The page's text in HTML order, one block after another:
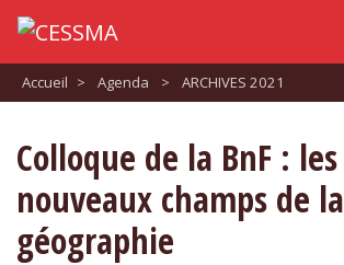
Accueil > Agenda > ARCHIVES 2021
Colloque de la BnF : les
nouveaux champs de la
géographie